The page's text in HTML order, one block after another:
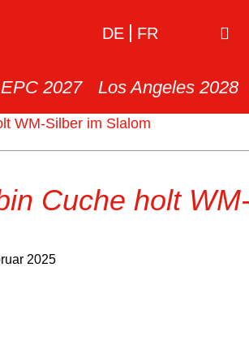
DE FR
EPC 2027 Los Angeles 2028
WM-Silber im Slalom
Cuche holt
2025